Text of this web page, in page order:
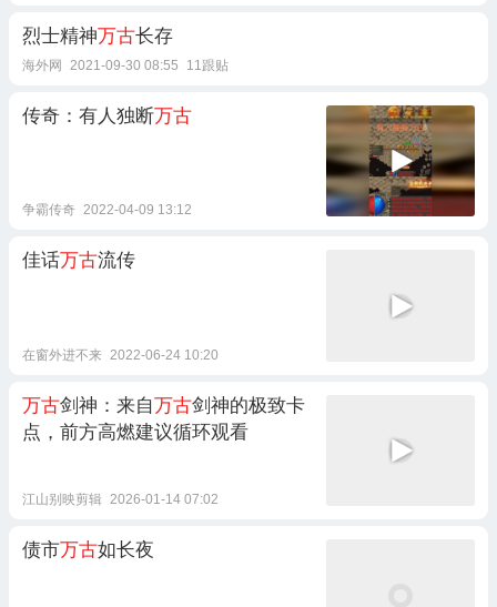
烈士精神万古长存
海外网 2021-09-30 08:55 11跟贴
传奇：有人独断万古
争霸传奇 2022-04-09 13:12
佳话万古流传
在窗外进不来 2022-06-24 10:20
万古剑神：来自万古剑神的极致卡
点，前方高燃建议循环观看
江山别映剪辑 2026-01-14 07:02
债市万古如长夜